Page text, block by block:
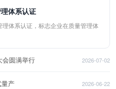
体系认证
体系认证，标志企业在质量管理体
会圆满举行 2026-07-02
产 2026-06-22